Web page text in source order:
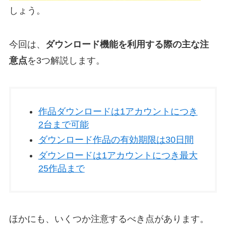
しょう。
今回は、 ダウンロード機能を利用する際の主な注
意点を3つ解説します。
作品ダウンロードは1アカウントにつき
2台まで可能
ダウンロード作品の有効期限は30日間
ダウンロードは1アカウントにつき最大
25作品まで
ほかにも、いくつか注意するべき点があります。